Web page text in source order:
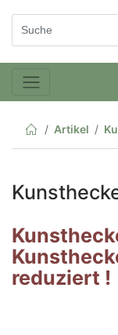
Artikel
reduziert !